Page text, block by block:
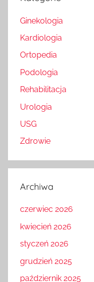
Ginekologia
Kardiologia
Ortopedia
Podologia
Rehabilitacja
Urologia
USG
Zdrowie
Archiwa
czerwiec 2026
kwiecień 2026
styczeń 2026
grudzień 2025
październik 2025